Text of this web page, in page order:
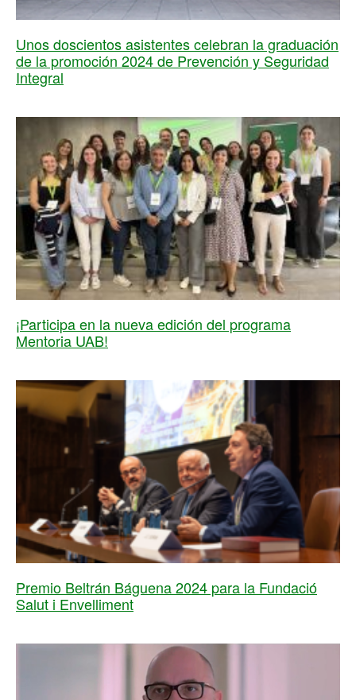
Unos doscientos asistentes celebran la graduación
de la promoción 2024 de Prevención y Seguridad
Integral
¡Participa en la nueva edición del programa
Mentoria UAB!
Premio Beltrán Báguena 2024 para la Fundació
Salut i Envelliment